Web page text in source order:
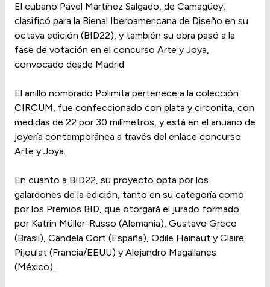
El cubano Pavel Martínez Salgado, de Camagüey,
clasificó para la Bienal Iberoamericana de Diseño en su
octava edición (BID22), y también su obra pasó a la
fase de votación en el concurso Arte y Joya,
convocado desde Madrid.
El anillo nombrado Polimita pertenece a la colección
CIRCUM, fue confeccionado con plata y circonita, con
medidas de 22 por 30 milímetros, y está en el anuario de
joyería contemporánea a través del enlace concurso
Arte y Joya.
En cuanto a BID22, su proyecto opta por los
galardones de la edición, tanto en su categoría como
por los Premios BID, que otorgará el jurado formado
por Katrin Müller-Russo (Alemania), Gustavo Greco
(Brasil), Candela Cort (España), Odile Hainaut y Claire
Pijoulat (Francia/EEUU) y Alejandro Magallanes
(México).